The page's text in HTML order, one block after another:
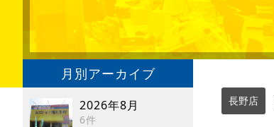
月別アーカイブ
2026年8月
6件
長野店